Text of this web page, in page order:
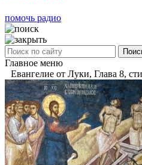
помочь радио
Главное меню
Евангелие от Луки, Глава 8,